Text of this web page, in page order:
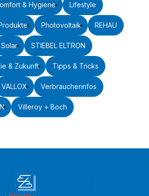
& Hygiene Lifestyle
Photovoltaik REHAU
Solar STIEBEL ELTRON
& Zukunft Tipps & Tricks
VALLOX Verbraucherinfos
Villeroy + Boch